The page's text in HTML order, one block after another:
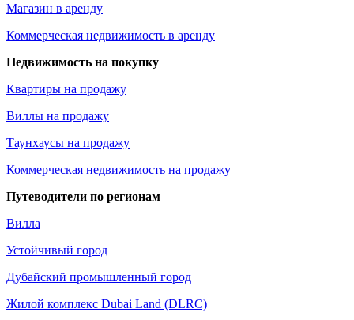
Магазин в аренду
Коммерческая недвижимость в аренду
Недвижимость на покупку
Квартиры на продажу
Виллы на продажу
Таунхаусы на продажу
Коммерческая недвижимость на продажу
Путеводители по регионам
Вилла
Устойчивый город
Дубайский промышленный город
Жилой комплекс Dubai Land (DLRC)